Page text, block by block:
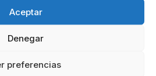
Aceptar
Denegar
preferencias
y a gestionar los
de